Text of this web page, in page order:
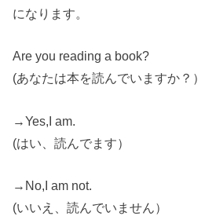
になります。
Are you reading a book?
(あなたは本を読んでいますか？）
→Yes,I am.
(はい、読んでます）
→No,I am not.
(いいえ、読んでいません）